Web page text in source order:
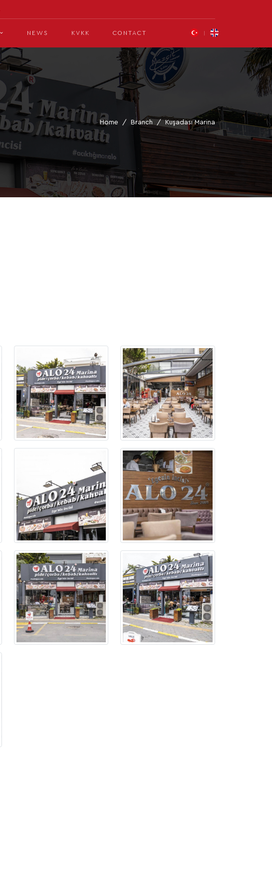
NEWS KVKK CONTACT
Home Branch Kuşadası Marina